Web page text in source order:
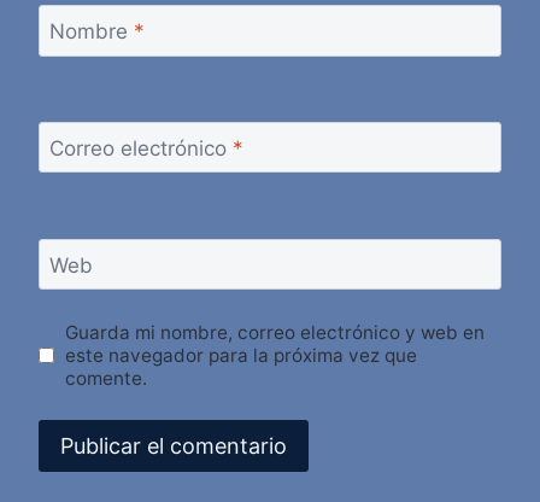
Nombre *
Correo electrónico *
Web
Guarda mi nombre, correo electrónico y web en
este navegador para la próxima vez que
comente.